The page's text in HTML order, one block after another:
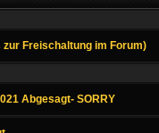
zur Freischaltung im Forum)
Abgesagt- SORRY